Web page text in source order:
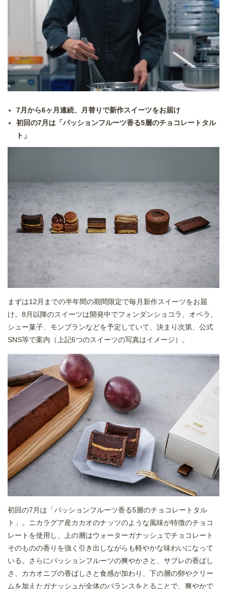
7月から6ヶ月連続、月替りで新作スイーツをお届け
初回の7月は「パッションフルーツ香る5層のチョコレートタル
ト」
まずは12月までの半年間の期間限定で毎月新作スイーツをお届
け。8月以降のスイーツは開発中でフォンダンショコラ、オペラ、
シュー菓子、モンブランなどを予定していて、決まり次第、公式
SNS等で案内（上記6つのスイーツの写真はイメージ）。
初回の7月は「パッションフルーツ香る5層のチョコレートタル
ト」。ニカラグア産カカオのナッツのような風味が特徴のチョコ
レートを使用し、上の層はウォーターガナッシュでチョコレート
そのものの香りを強く引き出しながらも軽やかな味わいになって
いる。さらにパッションフルーツの爽やかさと、サブレの香ばし
さ、カカオニブの香ばしさと食感が加わり、下の層の卵やクリー
ムを加えたガナッシュが全体のバランスをとることで、爽やかで